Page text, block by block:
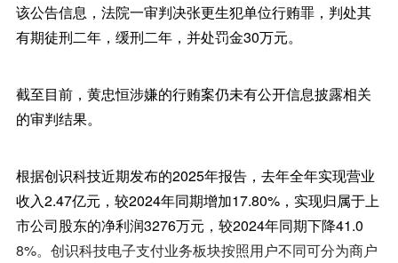
该公告信息，法院一审判决张更生犯单位行贿罪，判处其
有期徒刑二年，缓刑二年，并处罚金30万元。
截至目前，黄忠恒涉嫌的行贿案仍未有公开信息披露相关
的审判结果。
根据创识科技近期发布的2025年报告，去年全年实现营业
收入2.47亿元，较2024年同期增加17.80%，实现归属于上
市公司股东的净利润3276万元，较2024年同期下降41.0
8%。创识科技电子支付业务板块按照用户不同可分为商户